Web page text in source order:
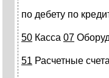
по дебету по
50 Касса 07
51 Расчетные счета